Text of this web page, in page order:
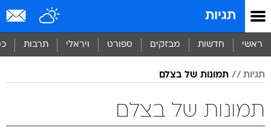
תגיות
ראשי חדשות מבזקים ספורט ויראלי תרבות
תגיות תמונות של בצלם
תמונות של בצלם